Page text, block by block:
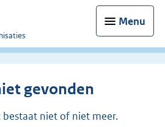
Menu
gevonden
bestaat niet of niet meer.